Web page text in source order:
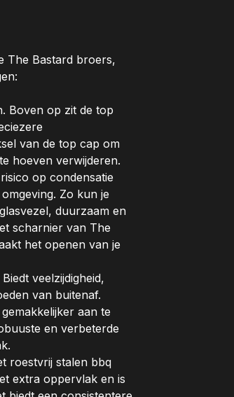
The Bastard broers,
Boven op zit de top
van de top cap om
hoeven verwijderen.
op condensatie
Zo kun je
duurzaam en
scharnier van The
het openen van je
veelzijdigheid,
van buitenaf.
aan te
en verbeterde
roestvrij stalen bbq
extra oppervlak en is